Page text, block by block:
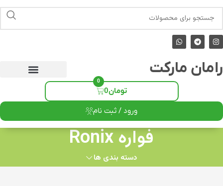
رامان مارکت
تومان0
0
ورود / ثبت نام
فواره Ronix
دسته بندی ها